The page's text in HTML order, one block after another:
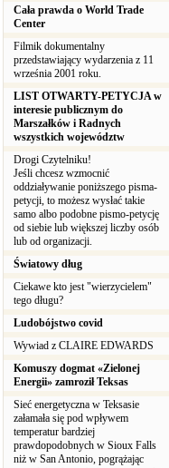
Cała prawda o World Trade
Center
Filmik dokumentalny
przedstawiający wydarzenia z 11
września 2001 roku.
LIST OTWARTY-PETYCJA w
interesie publicznym do
Marszałków i Radnych
wszystkich województw
Drogi Czytelniku!
Jeśli chcesz wzmocnić
oddziaływanie poniższego pisma-
petycji, to możesz wysłać takie
samo albo podobne pismo-petycję
od siebie lub większej liczby osób
lub od organizacji.
Światowy dług
Ciekawe kto jest "wierzycielem"
tego długu?
Ludobójstwo covid
Wywiad z CLAIRE EDWARDS
Komuszy dogmat «Zielonej
Energii» zamroził Teksas
Sieć energetyczna w Teksasie
załamała się pod wpływem
temperatur bardziej
prawdopodobnych w Sioux Falls
niż w San Antonio, pogrążając